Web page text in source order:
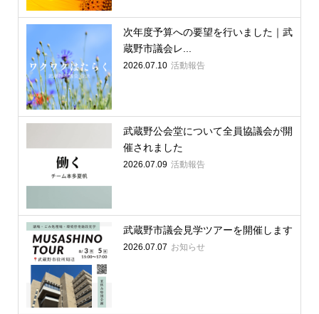
次年度予算への要望を行いました｜武
蔵野市議会レ...
2026.07.10 活動報告
武蔵野公会堂について全員協議会が開
催されました
2026.07.09 活動報告
武蔵野市議会見学ツアーを開催します
2026.07.07 お知らせ